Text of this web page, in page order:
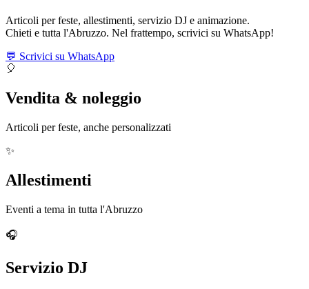
Articoli per feste, allestimenti, servizio DJ e animazione.
Chieti e tutta l'Abruzzo. Nel frattempo, scrivici su WhatsApp!
💬 Scrivici su WhatsApp
🎈
Vendita & noleggio
Articoli per feste, anche personalizzati
✨
Allestimenti
Eventi a tema in tutta l'Abruzzo
🎧
Servizio DJ